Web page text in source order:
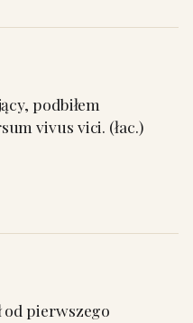
podbiłem
vivus vici. (łac.)
od pierwszego